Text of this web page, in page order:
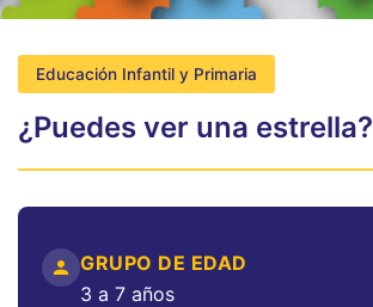
Educación Infantil y Primaria
¿Puedes ver una estrella?
GRUPO DE EDAD
3 a 7 años